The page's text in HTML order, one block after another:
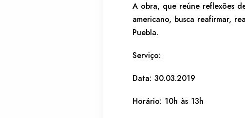
A obra, que reúne reflexões
americano, busca reafirmar,
Puebla.
Serviço:
Data: 30.03.2019
Horário: 10h às 13h